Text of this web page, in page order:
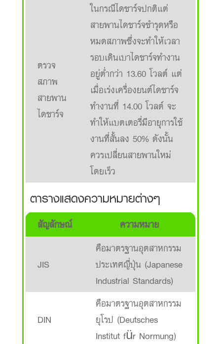
ตรวจ
สภาพ
สายพาน
ไดชาร์จ
ในกรณีไดชาร์จปกติแต่
สายพานไดชาร์จชำรุดหรือ
หมดสภาพซึ่งจะทำให้เวลา
รอบเดินเบาไดชาร์จทำงาน
อยู่ต่ำกว่า 13.60 โวลต์ แต่
เมื่อเร่งเครื่องยนต์ไดชาร์จ
ทำงานที่ 14.00 โวลต์ จะ
ทำให้แบตเตอรี่มีอายุการใช้
งานที่สั้นลง 50% ดังนั้น
ควรเปลี่ยนสายพานใหม่
โดยเร็ว
ตารางแสดงความหมายต่างๆ
สัญลักษณ์ ความหมาย
JIS
คือมาตรฐานอุตสาหกรรม
ประเทศญี่ปุ่น (Japanese
Industrial Standards)
DIN
คือมาตรฐานอุตสาหกรรม
ยุโรป (Deutsches
Institut für Normung)